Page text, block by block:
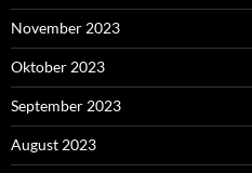
November 2023
Oktober 2023
September 2023
August 2023